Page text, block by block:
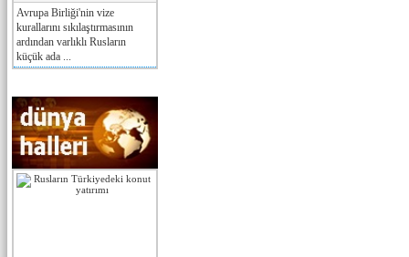
Avrupa Birliği'nin vize
kurallarını sıkılaştırmasının
ardından varlıklı Rusların
küçük ada ...